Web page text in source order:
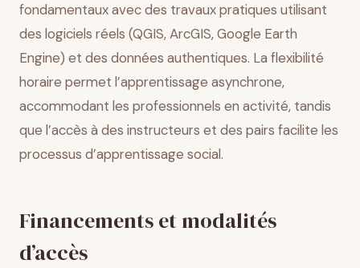
fondamentaux avec des travaux pratiques utilisant
des logiciels réels (QGIS, ArcGIS, Google Earth
Engine) et des données authentiques. La flexibilité
horaire permet l’apprentissage asynchrone,
accommodant les professionnels en activité, tandis
que l’accès à des instructeurs et des pairs facilite les
processus d’apprentissage social.
Financements et modalités
d’accès